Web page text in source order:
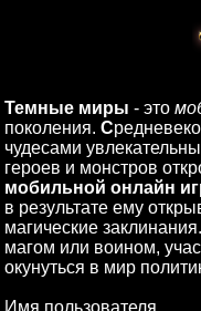
Темные миры - это
поколения. С
чудесами
героев и монстров
мобильной онлайн
в результате ему
магические
магом или воином,
окунуться в мир
Имя пользователя